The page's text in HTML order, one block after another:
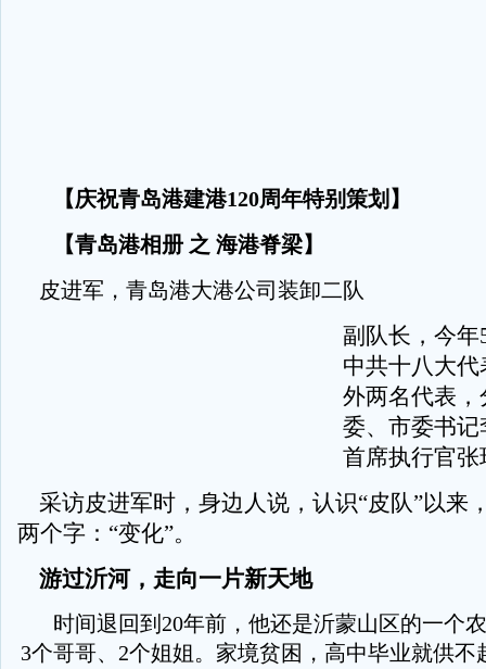
【庆祝青岛港建港120周年特别策划】
【青岛港相册 之 海港脊梁】
皮进军，青岛港大港公司装卸二队
副队长，今
中共十八大
外两名代表
委、市委书
首席执行官张
采访皮进军时，身边人说，认识“皮队”以来
两个字：“变化”。
游过沂河，走向一片新天地
时间退回到20年前，他还是沂蒙山区的一个
3个哥哥、2个姐姐。家境贫困，高中毕业就供不